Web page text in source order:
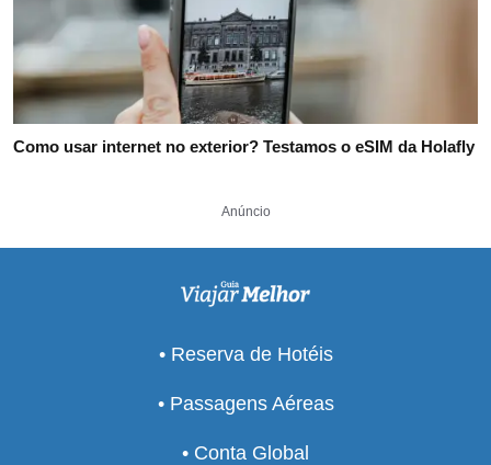
Como usar internet no exterior? Testamos o eSIM da Holafly
Anúncio
• Reserva de Hotéis
• Passagens Aéreas
• Conta Global